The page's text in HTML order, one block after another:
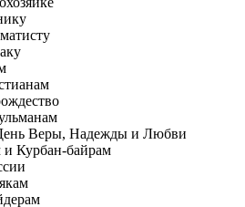
Веры, Надежды и Любви
и Курбан-байрам